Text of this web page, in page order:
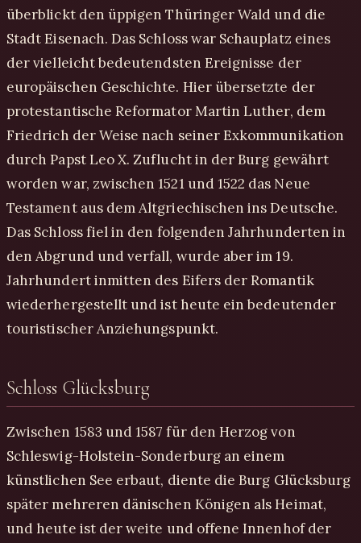
überblickt den üppigen Thüringer Wald und die
Stadt Eisenach. Das Schloss war Schauplatz eines
der vielleicht bedeutendsten Ereignisse der
europäischen Geschichte. Hier übersetzte der
protestantische Reformator Martin Luther, dem
Friedrich der Weise nach seiner Exkommunikation
durch Papst Leo X. Zuflucht in der Burg gewährt
worden war, zwischen 1521 und 1522 das Neue
Testament aus dem Altgriechischen ins Deutsche.
Das Schloss fiel in den folgenden Jahrhunderten in
den Abgrund und verfall, wurde aber im 19.
Jahrhundert inmitten des Eifers der Romantik
wiederhergestellt und ist heute ein bedeutender
touristischer Anziehungspunkt.
Schloss Glücksburg
Zwischen 1583 und 1587 für den Herzog von
Schleswig-Holstein-Sonderburg an einem
künstlichen See erbaut, diente die Burg Glücksburg
später mehreren dänischen Königen als Heimat,
und heute ist der weite und offene Innenhof der